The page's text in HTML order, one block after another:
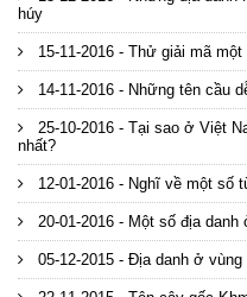
húy
15-11-2016 - Thử giải mã
14-11-2016 - Những tên cầu
25-10-2016 - Tại sao ở Việt
nhất?
12-01-2016 - Nghĩ về một số
20-01-2016 - Một số địa
05-12-2015 - Địa danh ở